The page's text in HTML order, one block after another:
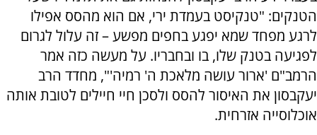
הטנקים: "טנקיסט בעמדת ירי, אם הוא מהסס אפילו
לרגע מפחד שמא יפגע בחפים מפשע – זה עלול לגרום
לפגיעה בטנק שלו, בו ובחבריו. על מעשה כזה אמר
הרמב"ם 'ארור עושה מלאכת ה' רמיה'", מחדד הרב
יעקבסון את האיסור להסס ולסכן חיי חיילים לטובת אותה
אוכלוסייה אזרחית.